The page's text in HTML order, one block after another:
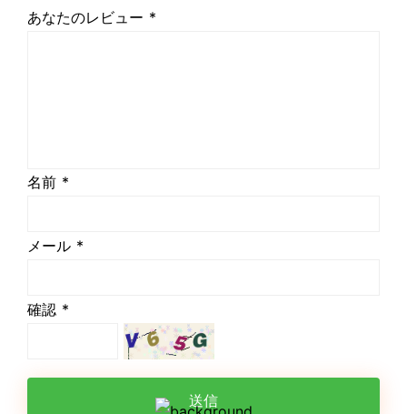
あなたのレビュー *
名前 *
メール *
確認 *
送信